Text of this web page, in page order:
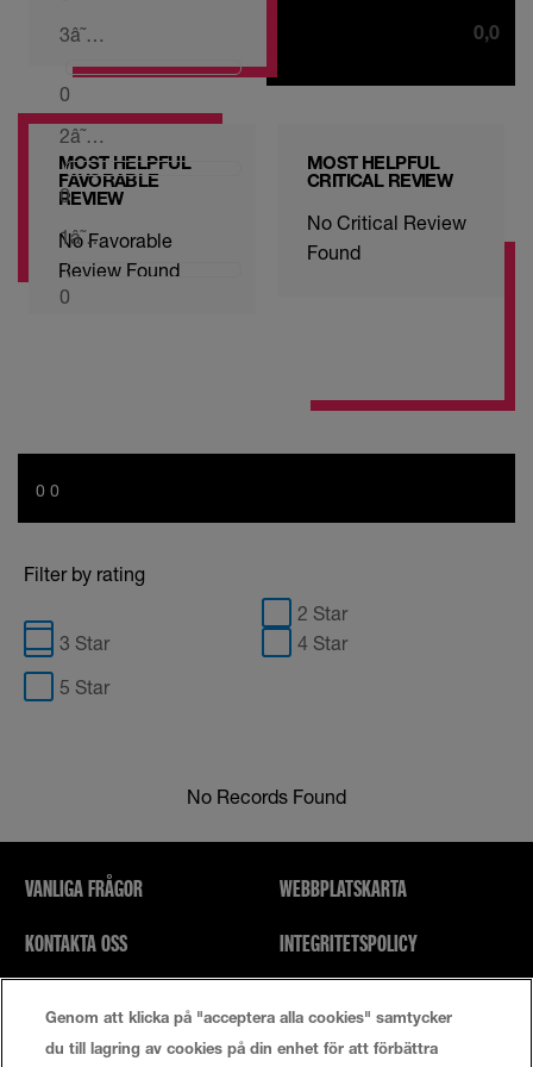
3â˜…
0
2â˜…
0
1â˜…
0
0,0
MOST HELPFUL
FAVORABLE
REVIEW
No Favorable
Review Found
MOST HELPFUL
CRITICAL REVIEW
No Critical Review
Found
0 0
Filter by rating
2 Star
3 Star
4 Star
5 Star
No Records Found
VANLIGA FRÅGOR
KONTAKTA OSS
WEBBPLATSKARTA
INTEGRITETSPOLICY
Cookie-Inställningar
Genom att klicka på "acceptera alla cookies" samtycker
du till lagring av cookies på din enhet för att förbättra